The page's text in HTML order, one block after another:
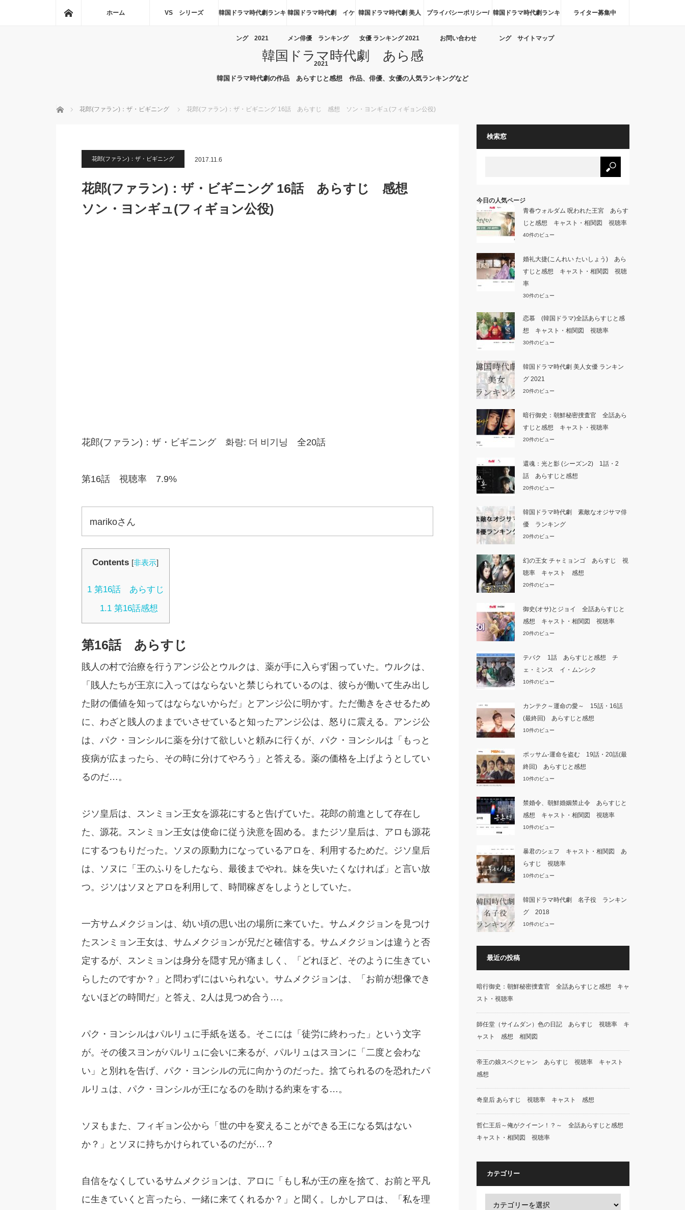
ホーム VS シリーズ 韓国ドラマ時代劇ランキ
ング 2021
韓国ドラマ時代劇 イケ
メン俳優 ランキング
2021
韓国ドラマ時代劇 美人
女優 ランキング 2021
プライバシーポリシー/
お問い合わせ
韓国ドラマ時代劇ランキ
ング サイトマップ
ライター募集中
韓国ドラマ時代劇 あら感
韓国ドラマ時代劇の作品 あらすじと感想 作品、俳優、女優の人気ランキングなど
ホーム 花郎(ファラン)：ザ・ビギニング 花郎(ファラン)：ザ・ビギニング 16話 あらすじ 感想 ソン・ヨンギュ(フィギョン公役)
花郎(ファラン)：ザ・ビギニング 2017.11.6
花郎(ファラン)：ザ・ビギニング 16話 あらすじ 感想
ソン・ヨンギュ(フィギョン公役)
花郎(ファラン)：ザ・ビギニング 화랑: 더 비기닝 全20話
第16話 視聴率 7.9%
marikoさん
Contents [非表示]
1第16話 あらすじ
1.1 第16話感想
第16話 あらすじ
賎人の村で治療を行うアンジ公とウルクは、薬が手に入らず困っていた。ウルクは、
「賎人たちが王京に入ってはならないと禁じられているのは、彼らが働いて生み出し
た財の価値を知ってはならないからだ」とアンジ公に明かす。ただ働きをさせるため
に、わざと賎人のままでいさせていると知ったアンジ公は、怒りに震える。アンジ公
は、パク・ヨンシルに薬を分けて欲しいと頼みに行くが、パク・ヨンシルは「もっと
疫病が広まったら、その時に分けてやろう」と答える。薬の価格を上げようとしてい
るのだ…。
ジソ皇后は、スンミョン王女を源花にすると告げていた。花郎の前進として存在し
た、源花。スンミョン王女は使命に従う決意を固める。またジソ皇后は、アロも源花
にするつもりだった。ソヌの原動力になっているアロを、利用するためだ。ジソ皇后
は、ソヌに「王のふりをしたなら、最後までやれ。妹を失いたくなければ」と言い放
つ。ジソはソヌとアロを利用して、時間稼ぎをしようとしていた。
一方サムメクジョンは、幼い頃の思い出の場所に来ていた。サムメクジョンを見つけ
たスンミョン王女は、サムメクジョンが兄だと確信する。サムメクジョンは違うと否
定するが、スンミョンは身分を隠す兄が痛ましく、「どれほど、そのように生きてい
らしたのですか？」と問わずにはいられない。サムメクジョンは、「お前が想像でき
ないほどの時間だ」と答え、2人は見つめ合う…。
パク・ヨンシルはパルリュに手紙を送る。そこには「徒労に終わった」という文字
が。その後スヨンがパルリュに会いに来るが、パルリュはスヨンに「二度と会わな
い」と別れを告げ、パク・ヨンシルの元に向かうのだった。捨てられるのを恐れたパ
ルリュは、パク・ヨンシルが王になるのを助ける約束をする…。
ソヌもまた、フィギョン公から「世の中を変えることができる王になる気はない
か？」とソヌに持ちかけられているのだが…？
自信をなくしているサムメクジョンは、アロに「もし私が王の座を捨て、お前と平凡
に生きていくと言ったら、一緒に来てくれるか？」と聞く。しかしアロは、「私を理
検索窓
今日の人気ページ
青春ウォルダム 呪われた王宮 あらす
じと感想 キャスト・相関図 視聴率
40件のビュー
婚礼大捷(こんれい たいしょう) あら
すじと感想 キャスト・相関図 視聴
率
30件のビュー
恋慕 (韓国ドラマ)全話あらすじと感
想 キャスト・相関図 視聴率
30件のビュー
韓国ドラマ時代劇 美人女優 ランキン
グ 2021
20件のビュー
暗行御史：朝鮮秘密捜査官 全話あら
すじと感想 キャスト・視聴率
20件のビュー
還魂：光と影 (シーズン2) 1話・2
話 あらすじと感想
20件のビュー
韓国ドラマ時代劇 素敵なオジサマ俳
優 ランキング
20件のビュー
幻の王女 チャミョンゴ あらすじ 視
聴率 キャスト 感想
20件のビュー
御史(オサ)とジョイ 全話あらすじと
感想 キャスト・相関図 視聴率
20件のビュー
テバク 1話 あらすじと感想 チ
ェ・ミンス イ・ムンシク
10件のビュー
カンテク～運命の愛～ 15話・16話
(最終回) あらすじと感想
10件のビュー
ポッサム-運命を盗む 19話・20話(最
終回) あらすじと感想
10件のビュー
禁婚令、朝鮮婚姻禁止令 あらすじと
感想 キャスト・相関図 視聴率
10件のビュー
暴君のシェフ キャスト・相関図 あ
らすじ 視聴率
10件のビュー
韓国ドラマ時代劇 名子役 ランキン
グ 2018
10件のビュー
最近の投稿
暗行御史：朝鮮秘密捜査官 全話あらすじと感想 キャ
スト・視聴率
師任堂（サイムダン）色の日記 あらすじ 視聴率 キ
ャスト 感想 相関図
帝王の娘スベクヒャン あらすじ 視聴率 キャスト
感想
奇皇后 あらすじ 視聴率 キャスト 感想
哲仁王后～俺がクイーン！？～ 全話あらすじと感想
キャスト・相関図 視聴率
カテゴリー